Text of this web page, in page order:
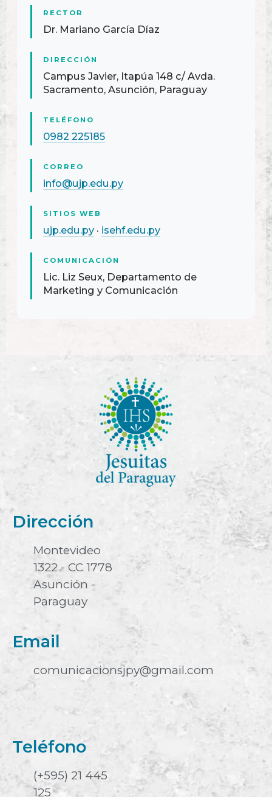
RECTOR
Dr. Mariano García Díaz
DIRECCIÓN
Campus Javier, Itapúa 148 c/ Avda.
Sacramento, Asunción, Paraguay
TELÉFONO
0982 225185
CORREO
info@ujp.edu.py
SITIOS WEB
ujp.edu.py · isehf.edu.py
COMUNICACIÓN
Lic. Liz Seux, Departamento de
Marketing y Comunicación
Dirección
Montevideo
1322 - CC 1778
Asunción -
Paraguay
Email
comunicacionsjpy@gmail.com
Teléfono
(+595) 21 445
125